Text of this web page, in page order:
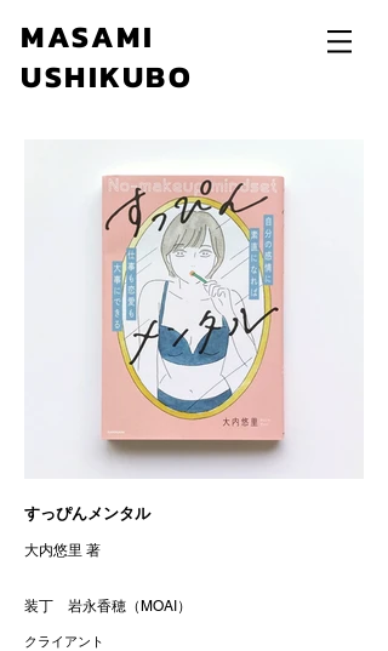
MASAMI
USHIKUBO
すっぴんメンタル
大内悠里 著
装丁 岩永香穂（MOAI）
クライアント